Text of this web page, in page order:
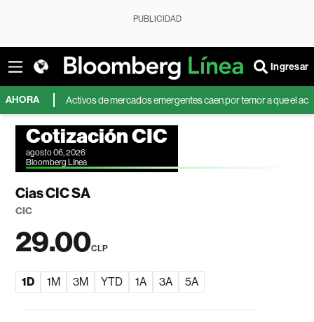
PUBLICIDAD
Ingresar
AHORAActivos de mercados emergentes caen por temor a que el acuerdo
Cotización CIC
agosto 06, 2026
Bloomberg Línea
Cias CIC SA
CIC
29.00CLP
1D 1M 3M YTD 1A 3A 5A